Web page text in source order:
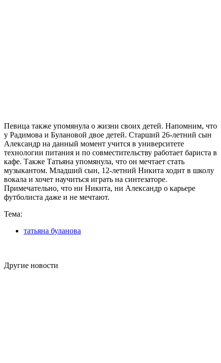
Певица также упомянула о жизни своих детей. Напомним, что
у Радимова и Булановой двое детей. Старший 26-летний сын
Александр на данный момент учится в университете
технологии питания и по совместительству работает бариста в
кафе. Также Татьяна упомянула, что он мечтает стать
музыкантом. Младший сын, 12-летний Никита ходит в школу
вокала и хочет научиться играть на синтезаторе.
Примечательно, что ни Никита, ни Александр о карьере
футболиста даже и не мечтают.
Тема:
татьяна буланова
Другие новости